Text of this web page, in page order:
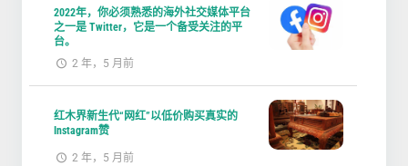
2022年，你必须熟悉的海外社交媒体平台
之一是 Twitter，它是一个备受关注的平
台。
2 年，5 月前
红木界新生代“网红”以低价购买真实的
Instagram赞
2 年，5 月前